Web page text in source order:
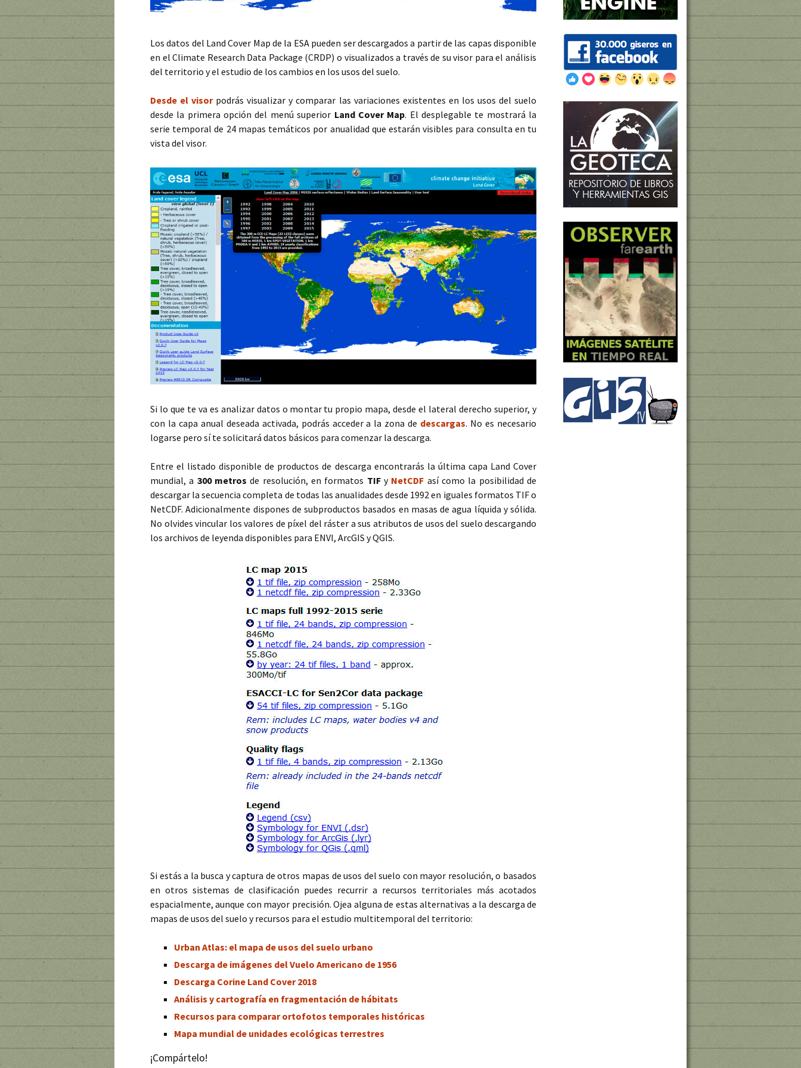
Los datos del Land Cover Map de la ESA pueden ser descargados a partir de las capas disponible
en el Climate Research Data Package (CRDP) o visualizados a través de su visor para el análisis
del territorio y el estudio de los cambios en los usos del suelo.
Desde el visorpodrás visualizar y comparar las variaciones existentes en los usos del suelo
desde la primera opción del menú superior Land Cover Map. El desplegable te mostrará la
serie temporal de 24 mapas temáticos por anualidad que estarán visibles para consulta en tu
vista del visor.
Si lo que te va es analizar datos o montar tu propio mapa, desde el lateral derecho superior, y
con la capa anual deseada activada, podrás acceder a la zona de descargas. No es necesario
logarse pero sí te solicitará datos básicos para comenzar la descarga.
Entre el listado disponible de productos de descarga encontrarás la última capa Land Cover
mundial, a 300 metros de resolución, en formatos TIFy NetCDF así como la posibilidad de
descargar la secuencia completa de todas las anualidades desde 1992 en iguales formatos TIF o
NetCDF. Adicionalmente dispones de subproductos basados en masas de agua líquida y sólida.
No olvides vincular los valores de píxel del ráster a sus atributos de usos del suelo descargando
los archivos de leyenda disponibles para ENVI, ArcGIS y QGIS.
Si estás a la busca y captura de otros mapas de usos del suelo con mayor resolución, o basados
en otros sistemas de clasificación puedes recurrir a recursos territoriales más acotados
espacialmente, aunque con mayor precisión. Ojea alguna de estas alternativas a la descarga de
mapas de usos del suelo y recursos para el estudio multitemporal del territorio:
Urban Atlas: el mapa de usos del suelo urbano
Descarga de imágenes del Vuelo Americano de 1956
Descarga Corine Land Cover 2018
Análisis y cartografía en fragmentación de hábitats
Recursos para comparar ortofotos temporales históricas
Mapa mundial de unidades ecológicas terrestres
¡Compártelo!